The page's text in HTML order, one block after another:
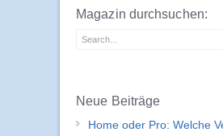
Magazin durchsuchen:
Neue Beiträge
Home oder Pro: Welche